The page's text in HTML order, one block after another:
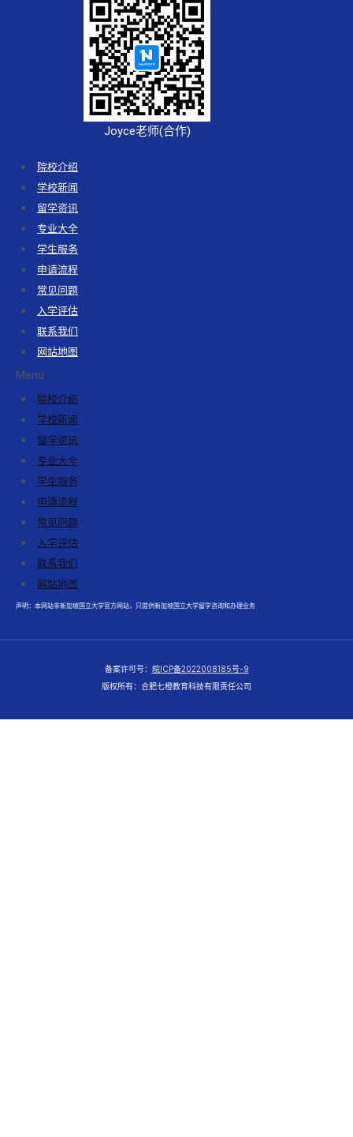
Joyce老师(合作)
院校介绍
学校新闻
留学资讯
专业大全
学生服务
申请流程
常见问题
入学评估
联系我们
网站地图
Menu
院校介绍
学校新闻
留学资讯
专业大全
学生服务
申请流程
常见问题
入学评估
联系我们
网站地图
声明：本网站非新加坡国立大学官方网站，只提供新加坡国立大学留学咨询和办理业务
备案许可号： 皖ICP备2022008185号-9
版权所有：合肥七橙教育科技有限责任公司